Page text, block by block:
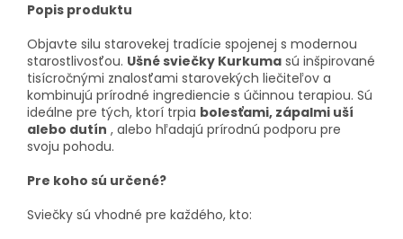
Popis produktu
Objavte silu starovekej tradície spojenej s modernou
starostlivosťou. Ušné sviečky Kurkuma sú inšpirované
tisícročnými znalosťami starovekých liečiteľov a
kombinujú prírodné ingrediencie s účinnou terapiou. Sú
ideálne pre tých, ktorí trpia bolesťami, zápalmi uší
alebo dutín , alebo hľadajú prírodnú podporu pre
svoju pohodu.
Pre koho sú určené?
Sviečky sú vhodné pre každého, kto: